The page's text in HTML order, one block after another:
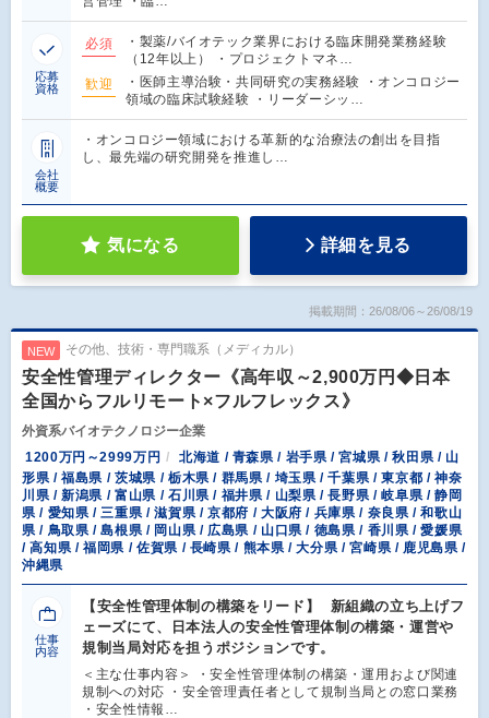
応募
資格
必須
・製薬/バイオテック業界における臨床開発業務経験
（12年以上） ・プロジェクトマネ…
歓迎
・医師主導治験・共同研究の実務経験 ・オンコロジー
領域の臨床試験経験 ・リーダーシッ…
会社
概要
・オンコロジー領域における革新的な治療法の創出を目指
し、最先端の研究開発を推進し…
気になる 詳細を見る
掲載期間：26/08/06～26/08/19
NEW その他、技術・専門職系（メディカル）
安全性管理ディレクター《高年収～2,900万円◆日本
全国からフルリモート×フルフレックス》
外資系バイオテクノロジー企業
1200万円～2999万円
北海道 / 青森県 / 岩手県 / 宮城県 / 秋田県 / 山
形県 / 福島県 / 茨城県 / 栃木県 / 群馬県 / 埼玉県 / 千葉県 / 東京都 / 神奈
川県 / 新潟県 / 富山県 / 石川県 / 福井県 / 山梨県 / 長野県 / 岐阜県 / 静岡
県 / 愛知県 / 三重県 / 滋賀県 / 京都府 / 大阪府 / 兵庫県 / 奈良県 / 和歌山
県 / 鳥取県 / 島根県 / 岡山県 / 広島県 / 山口県 / 徳島県 / 香川県 / 愛媛県
/ 高知県 / 福岡県 / 佐賀県 / 長崎県 / 熊本県 / 大分県 / 宮崎県 / 鹿児島県 /
沖縄県
仕事
内容
【安全性管理体制の構築をリード】 新組織の立ち上げフ
ェーズにて、日本法人の安全性管理体制の構築・運営や
規制当局対応を担うポジションです。
＜主な仕事内容＞ ・安全性管理体制の構築・運用および関連
規制への対応 ・安全管理責任者として規制当局との窓口業務
・安全性情報…